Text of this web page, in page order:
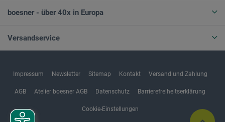
boesner - über 40x in Europa
Versandservice
Impressum Newsletter Sitemap Kontakt Versand und Zahlung
AGB Atelier boesner AGB Datenschutz Barrierefreiheitserklärung
Cookie-Einstellungen